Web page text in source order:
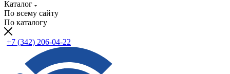
Каталог
По всему сайту
По каталогу
+7 (342) 206-04-22